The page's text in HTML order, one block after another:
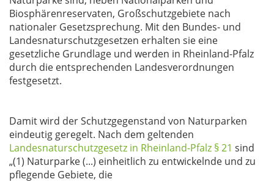
Biosphärenreservaten, Großschutzgebiete nach
nationaler Gesetzsprechung. Mit den Bundes- und
Landesnaturschutzgesetzen erhalten sie eine
gesetzliche Grundlage und werden in Rheinland-Pfalz
durch die entsprechenden Landesverordnungen
festgesetzt.
Damit wird der Schutzgegenstand von Naturparken
eindeutig geregelt. Nach dem geltenden
Landesnaturschutzgesetz in Rheinland-Pfalz § 21 sind
„(1) Naturparke (...) einheitlich zu entwickelnde und zu
pflegende Gebiete, die